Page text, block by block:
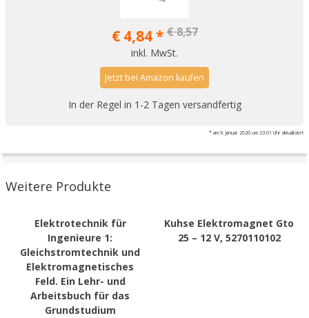
€ 4,84 *€ 8,57
inkl. MwSt.
Jetzt bei Amazon kaufen
In der Regel in 1-2 Tagen versandfertig
* am 9. Januar 2020 um 23:01 Uhr aktualisiert
Weitere Produkte
Elektrotechnik für
Ingenieure 1:
Gleichstromtechnik und
Elektromagnetisches
Feld. Ein Lehr- und
Arbeitsbuch für das
Grundstudium
Kuhse Elektromagnet Gto
25 – 12 V, 5270110102